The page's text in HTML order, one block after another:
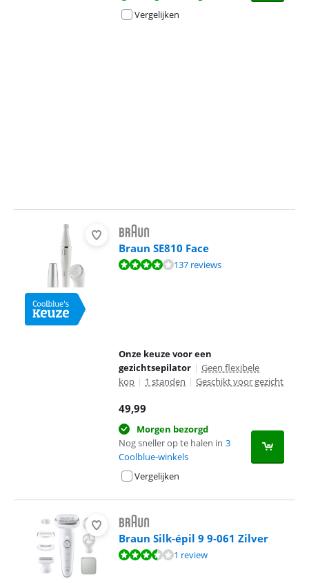
Vergelijken
Braun SE810 Face
Beoordeling is 8,3 van de 10, gebaseerd op 137 reviews.
137 reviews
Onze keuze voor een
gezichtsepilator | Geen flexibele
kop | 1 standen | Geschikt voor gezicht
49,99
Morgen bezorgd
Nog sneller op te halen in 3
Coolblue-winkels
Vergelijken
Braun Silk-épil 9 9-061 Zilver
Beoordeling is 7,2 van de 10, gebaseerd op 1 review.
1 review